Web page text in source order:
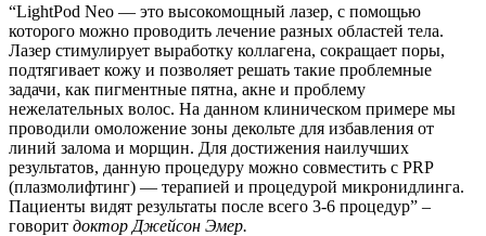
“LightPod Neo — это высокомощный лазер, с помощью
которого можно проводить лечение разных областей тела.
Лазер стимулирует выработку коллагена, сокращает поры,
подтягивает кожу и позволяет решать такие проблемные
задачи, как пигментные пятна, акне и проблему
нежелательных волос. На данном клиническом примере мы
проводили омоложение зоны декольте для избавления от
линий залома и морщин. Для достижения наилучших
результатов, данную процедуру можно совместить с PRP
(плазмолифтинг) — терапией и процедурой микронидлинга.
Пациенты видят результаты после всего 3-6 процедур” –
говорит доктор Джейсон Эмер.